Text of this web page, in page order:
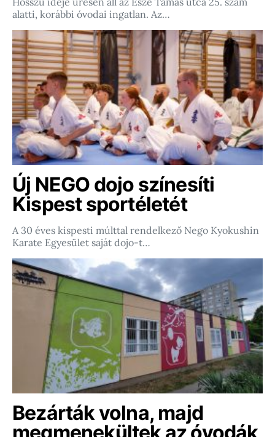
alatti, korábbi óvodai ingatlan. Az…
Új NEGO dojo színesíti
Kispest sportéletét
A 30 éves kispesti múlttal rendelkező Nego Kyokushin
Karate Egyesület saját dojo-t…
Bezárták volna, majd